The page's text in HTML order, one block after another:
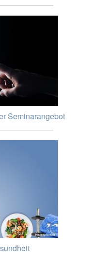
Seminarangebot